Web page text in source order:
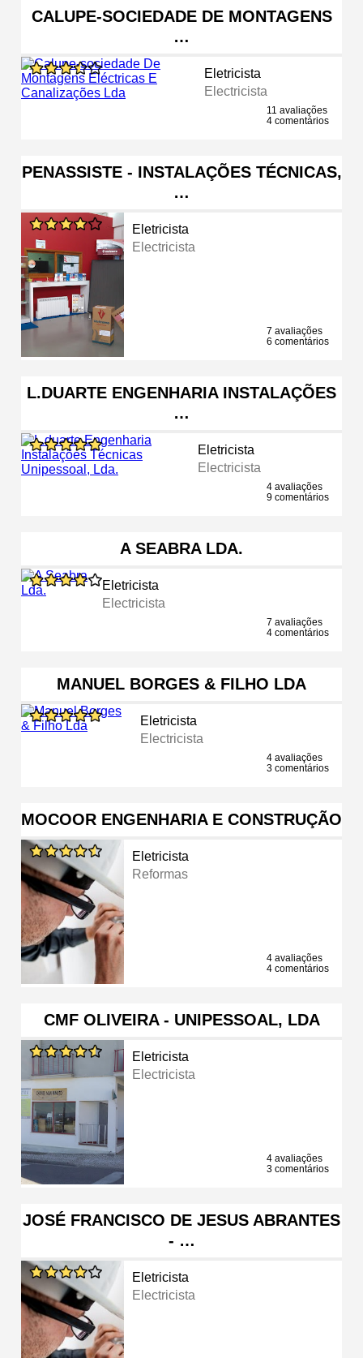
CALUPE-SOCIEDADE DE MONTAGENS
…
Eletricista
Electricista
11 avaliações
4 comentários
PENASSISTE - INSTALAÇÕES TÉCNICAS,
…
Eletricista
Electricista
7 avaliações
6 comentários
L.DUARTE ENGENHARIA INSTALAÇÕES
…
Eletricista
Electricista
4 avaliações
9 comentários
A SEABRA LDA.
Eletricista
Electricista
7 avaliações
4 comentários
MANUEL BORGES & FILHO LDA
Eletricista
Electricista
4 avaliações
3 comentários
MOCOOR ENGENHARIA E CONSTRUÇÃO
Eletricista
Reformas
4 avaliações
4 comentários
CMF OLIVEIRA - UNIPESSOAL, LDA
Eletricista
Electricista
4 avaliações
3 comentários
JOSÉ FRANCISCO DE JESUS ABRANTES
- …
Eletricista
Electricista